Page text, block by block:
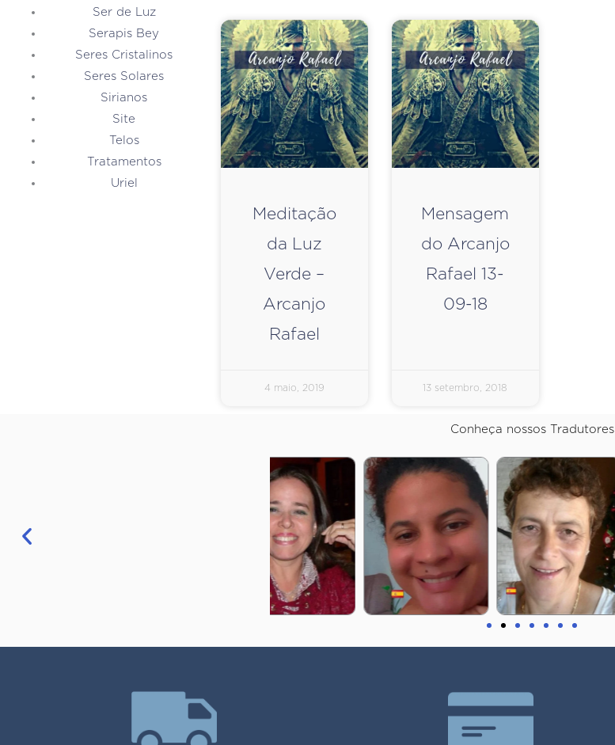
Ser de Luz
Serapis Bey
Seres Cristalinos
Seres Solares
Sirianos
Site
Telos
Tratamentos
Uriel
Meditação
da Luz
Verde –
Arcanjo
Rafael
4 maio, 2019
Mensagem
do Arcanjo
Rafael 13-
09-18
13 setembro, 2018
Conheça nossos Tradutores